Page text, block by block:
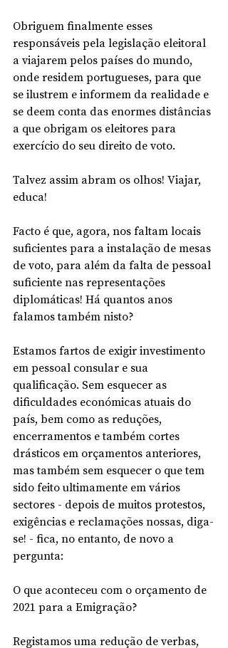
Obriguem finalmente esses
responsáveis pela legislação eleitoral
a viajarem pelos países do mundo,
onde residem portugueses, para que
se ilustrem e informem da realidade e
se deem conta das enormes distâncias
a que obrigam os eleitores para
exercício do seu direito de voto.
Talvez assim abram os olhos! Viajar,
educa!
Facto é que, agora, nos faltam locais
suficientes para a instalação de mesas
de voto, para além da falta de pessoal
suficiente nas representações
diplomáticas! Há quantos anos
falamos também nisto?
Estamos fartos de exigir investimento
em pessoal consular e sua
qualificação. Sem esquecer as
dificuldades económicas atuais do
país, bem como as reduções,
encerramentos e também cortes
drásticos em orçamentos anteriores,
mas também sem esquecer o que tem
sido feito ultimamente em vários
sectores - depois de muitos protestos,
exigências e reclamações nossas, diga-
se! - fica, no entanto, de novo a
pergunta:
O que aconteceu com o orçamento de
2021 para a Emigração?
Registamos uma redução de verbas,